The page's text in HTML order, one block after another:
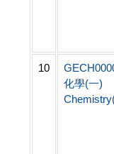
10
化學(一)